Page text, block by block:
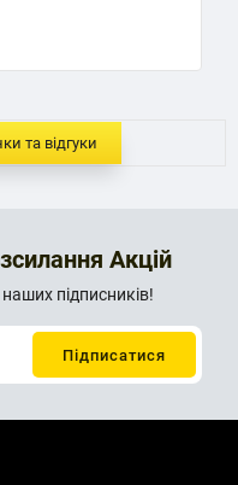
та відгуки
Акцій
підписників!